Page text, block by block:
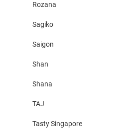
Rozana
Sagiko
Saigon
Shan
Shana
TAJ
Tasty Singapore